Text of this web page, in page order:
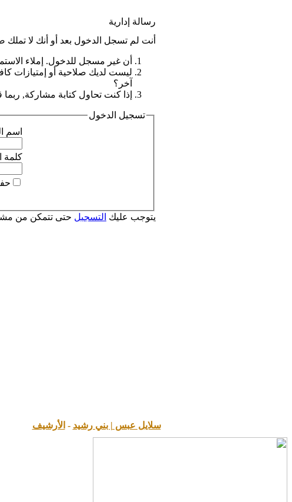
رسالة إدارية
أنت لم تسجل الدخول بعد أو أنك لا تملك
أن غير مسجل للدخول. إملاء
ليست لديك صلاحية أو إمتيازات
آخر؟
إذا كنت تحاول كتابة مشاركة,
تسجيل الدخول
اسم
كلمة
يتوجب عليك التسجيل حتى تتمكن من
سلايل عبس | بني رشيد - الأرشيف